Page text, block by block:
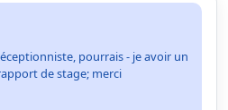
pourrais - je avoir un
de stage; merci